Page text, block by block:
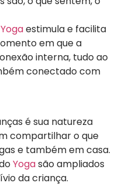
Yogaestimula e facilita
em que a
interna, tudo ao
conectado com
é sua natureza
compartilhar o que
e também em casa.
Yogasão ampliados
da criança.